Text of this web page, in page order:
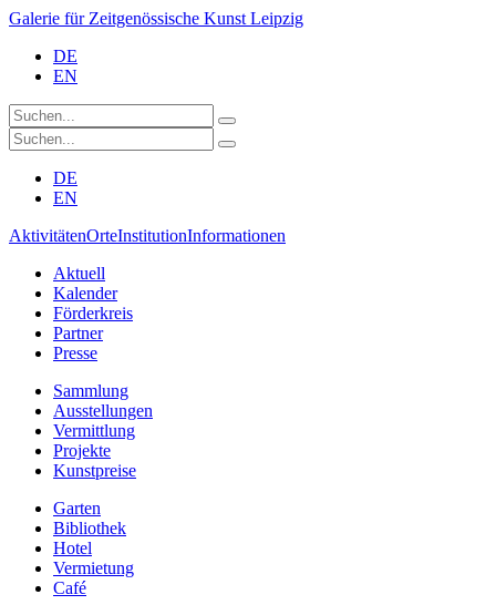
Galerie für Zeitgenössische Kunst Leipzig
DE
EN
DE
EN
AktivitätenOrteInstitutionInformationen
Aktuell
Kalender
Förderkreis
Partner
Presse
Sammlung
Ausstellungen
Vermittlung
Projekte
Kunstpreise
Garten
Bibliothek
Hotel
Vermietung
Café